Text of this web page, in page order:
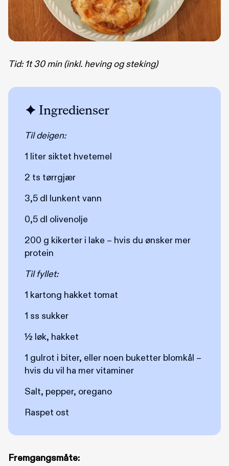
Tid: 1t 30 min (inkl. heving og steking)
Ingredienser
Til deigen:
1 liter siktet hvetemel
2 ts tørrgjær
3,5 dl lunkent vann
0,5 dl olivenolje
200 g kikerter i lake – hvis du ønsker mer
protein
Til fyllet:
1 kartong hakket tomat
1 ss sukker
½ løk, hakket
1 gulrot i biter, eller noen buketter blomkål –
hvis du vil ha mer vitaminer
Salt, pepper, oregano
Raspet ost
Fremgangsmåte: